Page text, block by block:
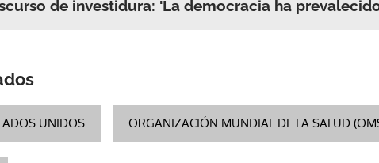
de investidura: 'La democracia ha
UNIDOS ORGANIZACIÓN MUNDIAL DE LA SALUD